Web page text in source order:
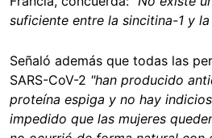
suficiente entre la sincitina-1 y
Señaló además que todas las
SARS-CoV-2 "han producido
proteína espiga y no hay
impedido que las mujeres